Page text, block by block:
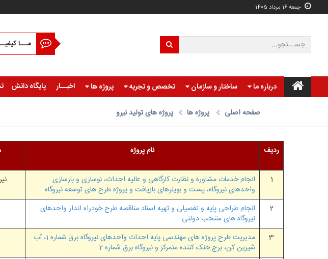
جمعه 16 مرداد 1405
مـــا
درباره ما ساختار و سازمان تخصص و تجربه پروژه ها اخبــار پایگاه دانش
صفحه اصلی پروژه ها پروژه های تولید نیرو
ردیف نام پروژه
1
انجام خدمات مشاوره و نظارت کارگاهی و عالیه احداث، نوسازی و بازسازی
واحدهای نیروگاه، پست و بویلرهای بازیافت و پروژه طرح های توسعه نیروگاه
2
انجام طراحی پایه و تفصیلی و تهیه اسناد مناقصه طرح خودراه انداز واحدهای
نیروگاه های منتخب دولتی
3
مدیریت طرح پروژه های مهندسی پایه احداث واحدهای نیروگاه برق شماره 1، آب
شیرین کن، برج خنک کننده متمرکز و نیروگاه برق شماره 2